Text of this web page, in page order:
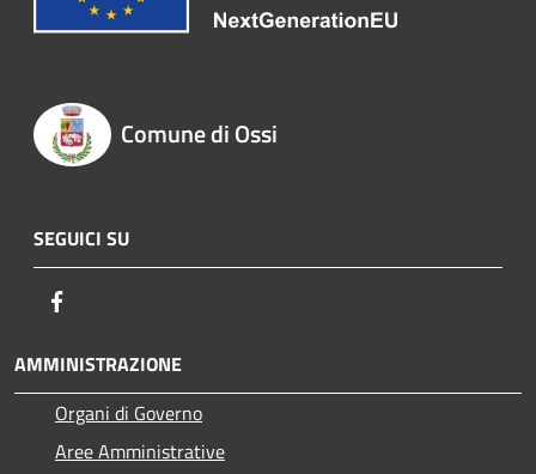
Comune di Ossi
SEGUICI SU
AMMINISTRAZIONE
Organi di Governo
Aree Amministrative